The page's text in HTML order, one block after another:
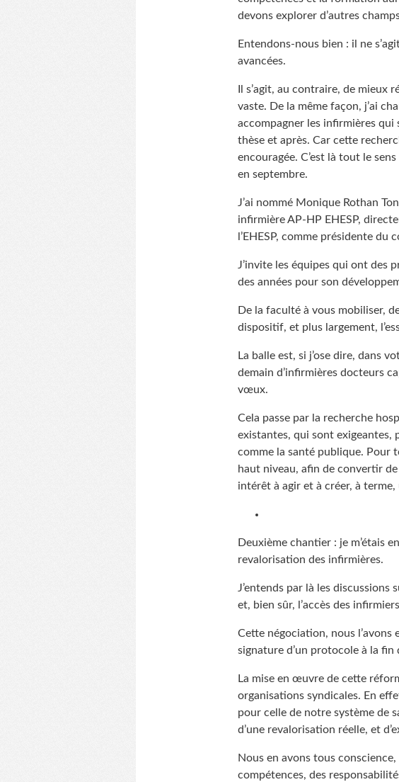
devons explorer d’autres
Entendons-nous bien : il ne
avancées.
Il s’agit, au contraire, de
vaste. De la même façon, j’ai
accompagner les infirmières
thèse et après. Car cette
encouragée. C’est là tout le
en septembre.
J’ai nommé Monique Rothan
infirmière AP-HP EHESP,
l’EHESP, comme présidente
J’invite les équipes qui ont des
des années pour son
De la faculté à vous mobiliser,
dispositif, et plus largement,
La balle est, si j’ose dire, dans
demain d’infirmières docteurs
vœux.
Cela passe par la recherche
existantes, qui sont exigeantes,
comme la santé publique. Pour
haut niveau, afin de convertir
intérêt à agir et à créer, à
Deuxième chantier : je m’étais
revalorisation des infirmières.
J’entends par là les discussions
et, bien sûr, l’accès des
Cette négociation, nous l’avons
signature d’un protocole à la fin
La mise en œuvre de cette
organisations syndicales. En
pour celle de notre système de
d’une revalorisation réelle, et
Nous en avons tous conscience,
compétences, des